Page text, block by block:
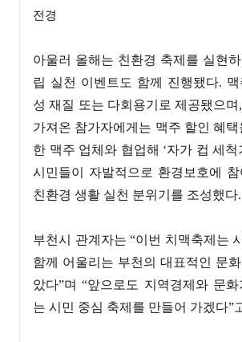
전경
아울러 올해는 친환경 축제를 실현
립 실천 이벤트도 함께 진행됐다.
성 재질 또는 다회용기로 제공됐으
가져온 참가자에게는 맥주 할인 혜택
한 맥주 업체와 협업해 ‘자가 컵 세척
시민들이 자발적으로 환경보호에
친환경 생활 실천 분위기를 조성했다.
부천시 관계자는 “이번 치맥축제는
함께 어울리는 부천의 대표적인 문
았다”며 “앞으로도 지역경제와 문
는 시민 중심 축제를 만들어 가겠다”